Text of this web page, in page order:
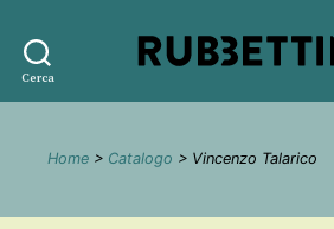
Cerca
editore
Home > Catalogo > Vincenzo Talarico